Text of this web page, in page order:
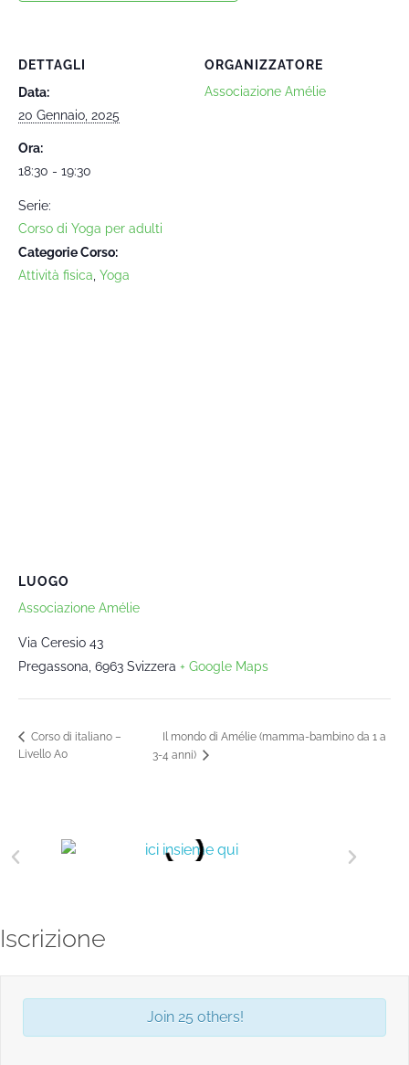
DETTAGLI
Data:
20 Gennaio, 2025
Ora:
18:30 - 19:30
Serie:
Corso di Yoga per adulti
Categorie Corso:
Attività fisica Yoga
ORGANIZZATORE
Associazione Amélie
LUOGO
Associazione Amélie
Via Ceresio 43
Pregassona 6963 Svizzera + Google Maps
Corso di italiano –
Livello A0
Il mondo di Amélie (mamma-bambino da 1 a
3-4 anni)
Iscrizione
Join 25 others!